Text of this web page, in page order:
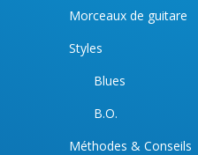
Morceaux de guitare
Styles
Blues
B.O.
Méthodes & Conseils